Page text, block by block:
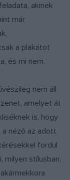
akinek
már
a plakátot
és mi nem.
nem áll
amelyet át
is, hogy
a néző az adott
fordul
milyen stílusban,